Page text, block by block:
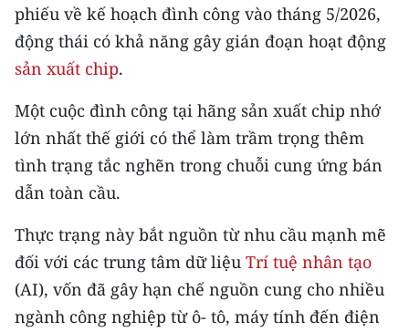
GIÁO DỤC
Y TẾ
MÔI TRƯỜNG
BẠN ĐỌC
KIỂM CHỨNG THÔNG TIN
TRI THỨC CHUYÊN SÂU
54 DÂN TỘC VIỆT NAM
phiếu về kế hoạch đình công vào tháng 5/2026,
động thái có khả năng gây gián đoạn hoạt động
sản xuất chip.
Một cuộc đình công tại hãng sản xuất chip nhớ
lớn nhất thế giới có thể làm trầm trọng thêm
tình trạng tắc nghẽn trong chuỗi cung ứng bán
dẫn toàn cầu.
Thực trạng này bắt nguồn từ nhu cầu mạnh mẽ
đối với các trung tâm dữ liệu Trí tuệ nhân tạo
(AI), vốn đã gây hạn chế nguồn cung cho nhiều
ngành công nghiệp từ ô- tô, máy tính đến điện